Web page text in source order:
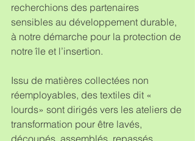
recherchions des partenaires
sensibles au développement durable,
à notre démarche pour la protection de
notre île et l’insertion.
Issu de matières collectées non
réemployables, des textiles dit «
lourds» sont dirigés vers les ateliers de
transformation pour être lavés,